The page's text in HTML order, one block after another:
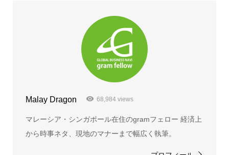
Malay Dragon 68,984 views
マレーシア・シンガポール在住のgramフェロー 経済上
から時事ネタ、現地のマナーまで幅広く執筆。